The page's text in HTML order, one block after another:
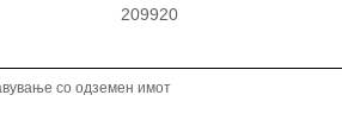
209920
со одземен имот